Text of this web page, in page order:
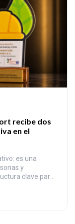
recibe dos
en el
es una
y
clave para
salud en el